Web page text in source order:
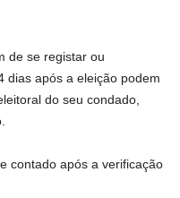
de se registar ou
dias após a eleição podem
do seu condado,
contado após a verificação